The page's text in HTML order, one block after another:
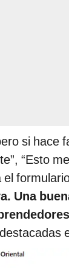
si hace
“Esto
el
Una